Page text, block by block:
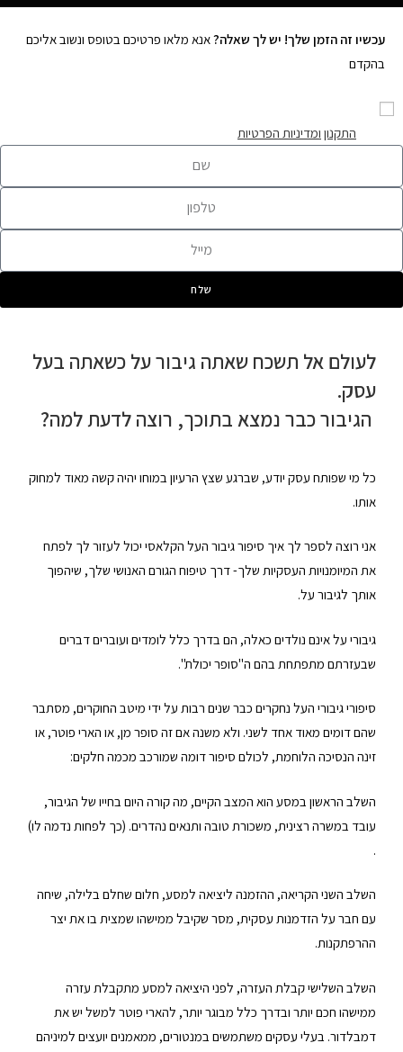
עכשיו זה הזמן שלך! יש לך שאלה?אנא מלאו פרטיכם בטופס ונשוב אליכם
בהקדם
התקנון ומדיניות הפרטיות
שלח
לעולם אל תשכח שאתה גיבור על כשאתה בעל
עסק.
הגיבור כבר נמצא בתוכך, רוצה לדעת למה?
כל מי שפותח עסק יודע, שברגע שצץ הרעיון במוחו יהיה קשה מאוד למחוק
אותו.
אני רוצה לספר לך איך סיפור גיבור העל הקלאסי יכול לעזור לך לפתח
את המיומנויות העסקיות שלך- דרך טיפוח הגורם האנושי שלך, שיהפוך
אותך לגיבור על.
גיבורי על אינם נולדים כאלה, הם בדרך כלל לומדים ועוברים דברים
שבעזרתם מתפתחת בהם ה"סופר יכולת".
סיפורי גיבורי העל נחקרים כבר שנים רבות על ידי מיטב החוקרים, מסתבר
שהם דומים מאוד אחד לשני. ולא משנה אם זה סופר מן, או הארי פוטר, או
זינה הנסיכה הלוחמת, לכולם סיפור דומה שמורכב מכמה חלקים:
השלב הראשון במסע הוא המצב הקיים, מה קורה היום בחייו של הגיבור,
עובד במשרה רצינית, משכורת טובה ותנאים נהדרים. (כך לפחות נדמה לו)
.
השלב השני הקריאה, ההזמנה ליציאה למסע, חלום שחלם בלילה, שיחה
עם חבר על הזדמנות עסקית, מסר שקיבל ממישהו שמצית בו את יצר
ההרפתקנות.
השלב השלישי קבלת העזרה, לפני היציאה למסע מתקבלת עזרה
ממישהו חכם יותר ובדרך כלל מבוגר יותר, להארי פוטר למשל יש את
דמבלדור. בעלי עסקים משתמשים במנטורים, ממאמנים יועצים למיניהם